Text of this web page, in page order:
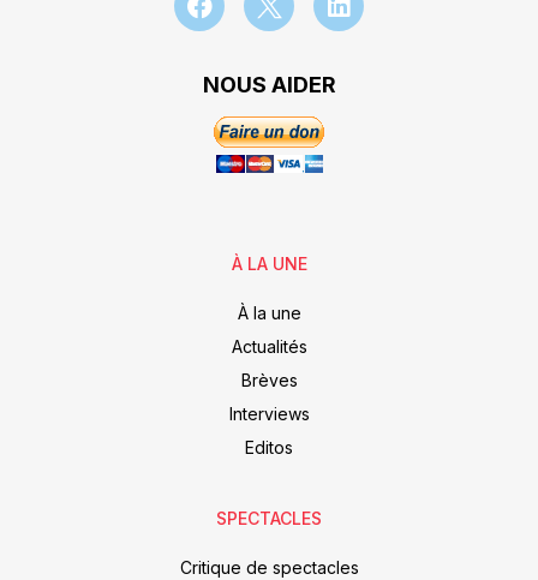
NOUS AIDER
À LA UNE
À la une
Actualités
Brèves
Interviews
Editos
SPECTACLES
Critique de spectacles